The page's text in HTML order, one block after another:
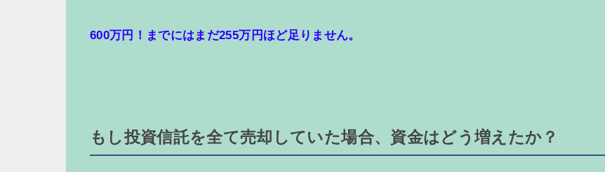
600万円！までにはまだ255万円ほど足りません。
もし投資信託を全て売却していた場合、資金はどう増えたか？